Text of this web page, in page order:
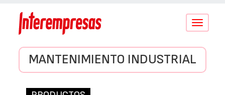
Conmutar
MANTENIMIENTO INDUSTRIAL